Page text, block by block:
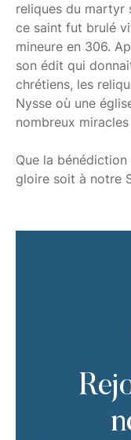
reliques du martyr
ce saint fut brulé
mineure en 306.
son édit qui
chrétiens, les
Nysse où une
nombreux
Que la
gloire soit à notre